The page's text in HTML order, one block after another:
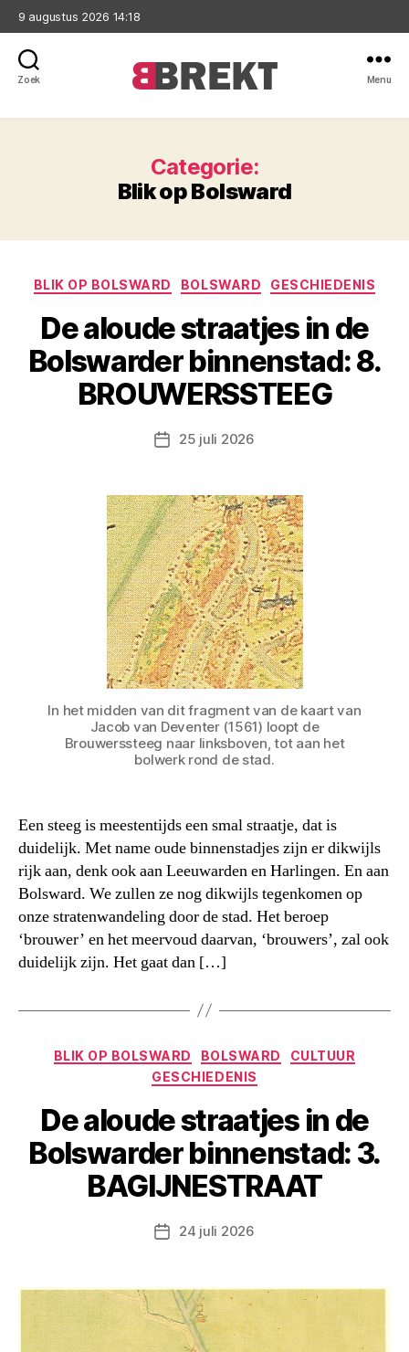
9 augustus 2026 14:18
Zoek Menu
Categorie:
Blik op Bolsward
Categorieën
BLIK OP BOLSWARD BOLSWARD GESCHIEDENIS
De aloude straatjes in de
Bolswarder binnenstad: 8.
BROUWERSSTEEG
Berichtdatum
25 juli 2026
In het midden van dit fragment van de kaart van
Jacob van Deventer (1561) loopt de
Brouwerssteeg naar linksboven, tot aan het
bolwerk rond de stad.
Een steeg is meestentijds een smal straatje, dat is
duidelijk. Met name oude binnenstadjes zijn er dikwijls
rijk aan, denk ook aan Leeuwarden en Harlingen. En aan
Bolsward. We zullen ze nog dikwijls tegenkomen op
onze stratenwandeling door de stad. Het beroep
‘brouwer’ en het meervoud daarvan, ‘brouwers’, zal ook
duidelijk zijn. Het gaat dan […]
Categorieën
BLIK OP BOLSWARD BOLSWARD
CULTUUR
GESCHIEDENIS
De aloude straatjes in de
Bolswarder binnenstad: 3.
BAGIJNESTRAAT
Berichtdatum
24 juli 2026